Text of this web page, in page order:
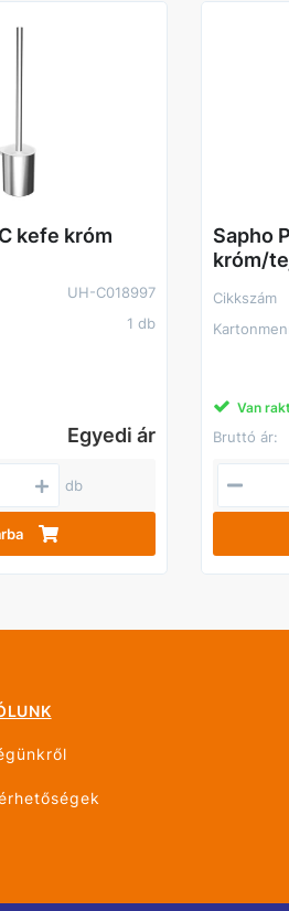
kefe króm
UH-C018997
1 db
Egyedi ár
db
Sapho
króm/
Cikkszám
Van
Bruttó ár: